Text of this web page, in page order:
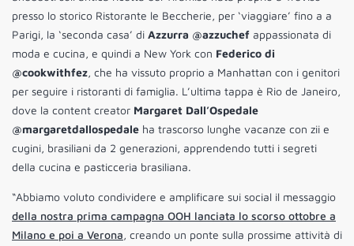
presso lo storico Ristorante le Beccherie, per ‘viaggiare’ fino a a
Parigi, la ‘seconda casa’ di Azzurra @azzuchef appassionata di
moda e cucina, e quindi a New York con Federico di
@cookwithfez, che ha vissuto proprio a Manhattan con i genitori
per seguire i ristoranti di famiglia. L’ultima tappa è Rio de Janeiro,
dove la content creator Margaret Dall’Ospedale
@margaretdallospedale ha trascorso lunghe vacanze con zii e
cugini, brasiliani da 2 generazioni, apprendendo tutti i segreti
della cucina e pasticceria brasiliana.
“Abbiamo voluto condividere e amplificare sui social il messaggio
della nostra prima campagna OOH lanciata lo scorso ottobre a
Milano e poi a Verona, creando un ponte sulla prossime attività di